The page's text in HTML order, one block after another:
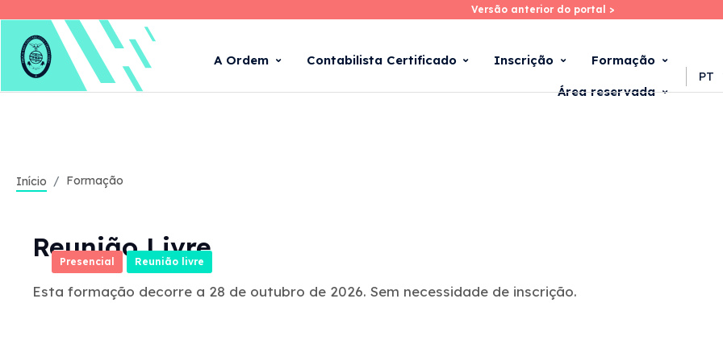
Skip
main
Versão anterior do portal >
Versão anterior do portal >
A Ordem Contabilista Certificado Inscrição Formação
Área reservada
PT
Início Formação
Presencial Reunião livre
Reunião Livre
Esta formação decorre a 28 de outubro de 2026. Sem necessidade de inscrição.